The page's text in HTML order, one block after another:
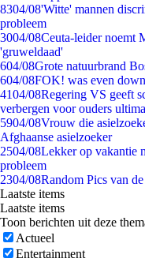
8304/08'Witte' mannen
probleem
3004/08Ceuta-leider noemt
'gruweldaad'
604/08Grote natuurbrand
604/08FOK! was even down
4104/08Regering VS geeft
verbergen voor ouders
5904/08Vrouw die
Afghaanse asielzoeker
2504/08Lekker op vakantie
probleem
2304/08Random Pics van
Laatste items
Laatste items
Toon berichten uit deze
Actueel
Entertainment